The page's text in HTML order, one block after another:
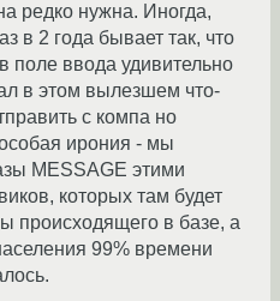
редко нужна. Иногда,
2 года бывает так, что
поле ввода удивительно
в этом вылезшем что-
с компа но
ирония - мы
MESSAGE этими
которых там будет
происходящего в базе, а
99% времени